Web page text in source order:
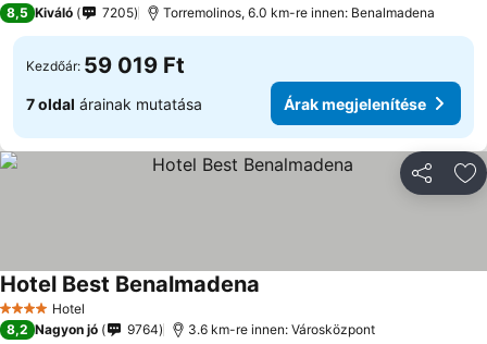
8,5 Kiváló 7205 Torremolinos, 6.0 km-re innen: Benalmadena
Kezdőár: 59 019 Ft
7 oldal árainak mutatása Árak megjelenítése
4 KategóriaHotel
Hotel Best Benalmadena
8,2 Nagyon jó 9764 3.6 km-re innen: Városközpont